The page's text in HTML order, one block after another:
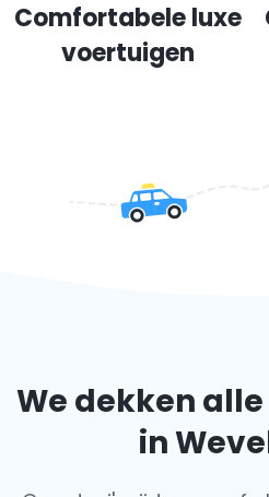
Comfortabele luxe
voertuigen
We dekken
in